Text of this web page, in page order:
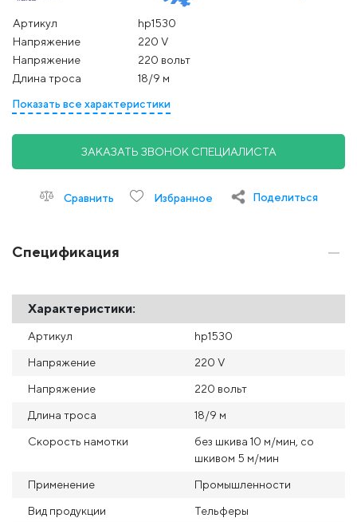
Артикул
hp1530
Напряжение
220 V
Напряжение
220 вольт
Длина троса
18/9 м
Показать все характеристики
ЗАКАЗАТЬ ЗВОНОК СПЕЦИАЛИСТА
Сравнить Избранное Поделиться
Спецификация
Характеристики:
Артикул hp1530
Напряжение 220 V
Напряжение 220 вольт
Длина троса 18/9 м
Скорость намотки
без шкива 10 м/мин, со
шкивом 5 м/мин
Применение Промышленности
Вид продукции Тельферы